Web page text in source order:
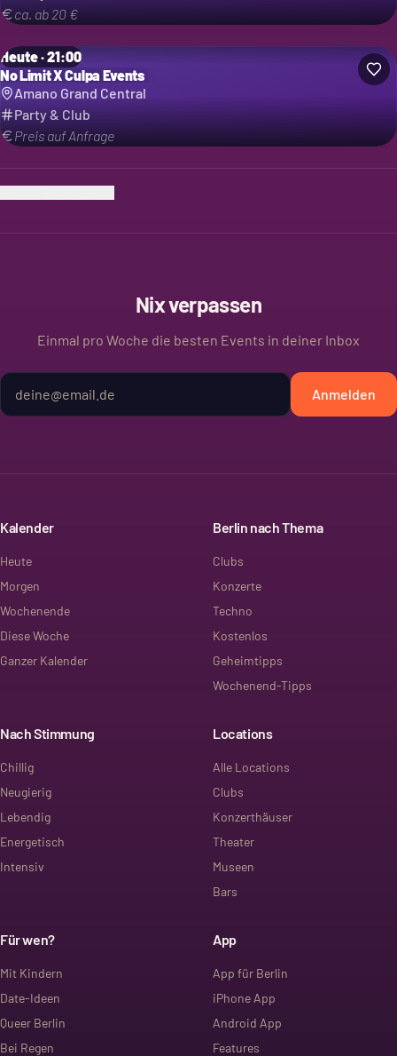
ca. ab 20 €
Heute · 21:00
No Limit X Culpa Events
Amano Grand Central
Party & Club
Preis auf Anfrage
Nix verpassen
Einmal pro Woche die besten Events in deiner Inbox
Anmelden
Kalender
Heute
Morgen
Wochenende
Diese Woche
Ganzer Kalender
Berlin nach Thema
Clubs
Konzerte
Techno
Kostenlos
Geheimtipps
Wochenend-Tipps
Nach Stimmung
Chillig
Neugierig
Lebendig
Energetisch
Intensiv
Locations
Alle Locations
Clubs
Konzerthäuser
Theater
Museen
Bars
Für wen?
Mit Kindern
Date-Ideen
Queer Berlin
Bei Regen
App
App für Berlin
iPhone App
Android App
Features